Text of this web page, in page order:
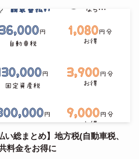
い総まとめ】地方税(自動車税、
料金をお得に